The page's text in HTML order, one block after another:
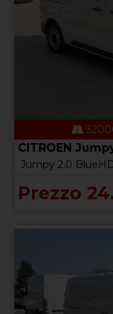
CITROEN
Jumpy 2.0
Prezzo